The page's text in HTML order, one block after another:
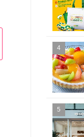
4
5